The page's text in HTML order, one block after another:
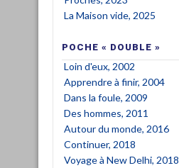
La Maison vide, 2025
POCHE « DOUBLE »
Loin d'eux, 2002
Apprendre à finir, 2004
Dans la foule, 2009
Des hommes, 2011
Autour du monde, 2016
Continuer, 2018
Voyage à New Delhi, 2018